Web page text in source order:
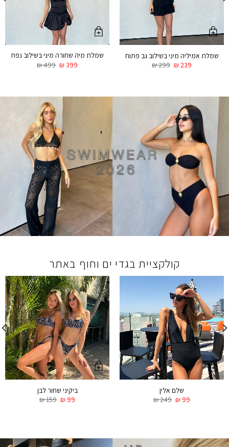
שמלת אמיליה מיני בשילוב גב פתוח
₪299 ₪ 239
שמלת מיה שחורה מיני בשילוב נפח
₪499 ₪399
קולקציית בגדי ים וחוף באתר
שלם אלין
₪249 ₪ 99
ביקיני שחור לבן
₪159 ₪ 99